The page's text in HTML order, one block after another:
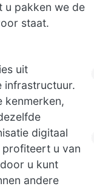
u pakken we de
staat.
uit
infrastructuur.
kenmerken,
digitaal
u van
u kunt
andere